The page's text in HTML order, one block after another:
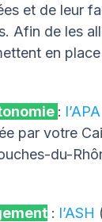
et de leur
Afin de les
en
: l’APA
par votre
du-
: l’ASH